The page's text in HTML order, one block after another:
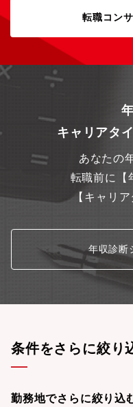
方。チームワークを重視し
なビジネスモデル構築に貢
い情報やトレンドにアンテ
考力をお持ちの方。2次元
感動を提供することに情熱
転職コン
キャリアタ
あなたの
転職前に【
【キャリア
年収診断
条件をさらに絞り
勤務地でさらに絞り込